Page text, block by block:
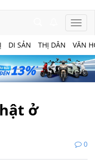
DI SẢN THỊ DÂN VĂN
ở
0